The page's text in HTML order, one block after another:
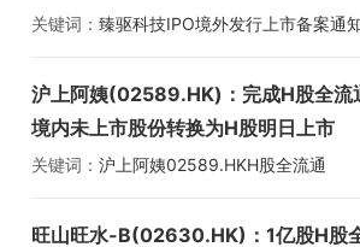
关键词： 臻驱科技IPO境外发行上市备案通
沪上阿姨(02589.HK)：完成H股全
境内未上市股份转换为H股明日上市
关键词： 沪上阿姨02589.HKH股全流通
旺山旺水-B(02630.HK)：1亿股H股